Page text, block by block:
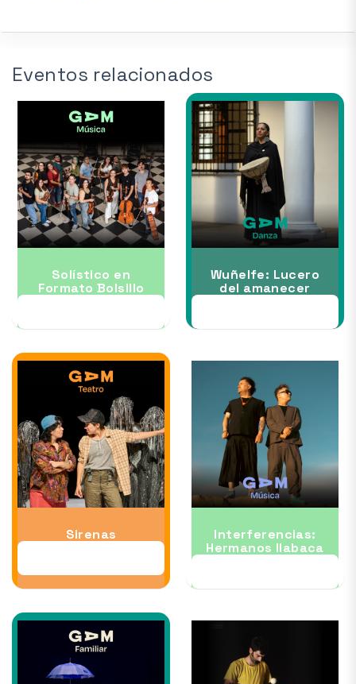
Eventos relacionados
Solístico en
Formato Bolsillo
Wuñelfe: Lucero
del amanecer
Sirenas
Interferencias:
Hermanos Ilabaca